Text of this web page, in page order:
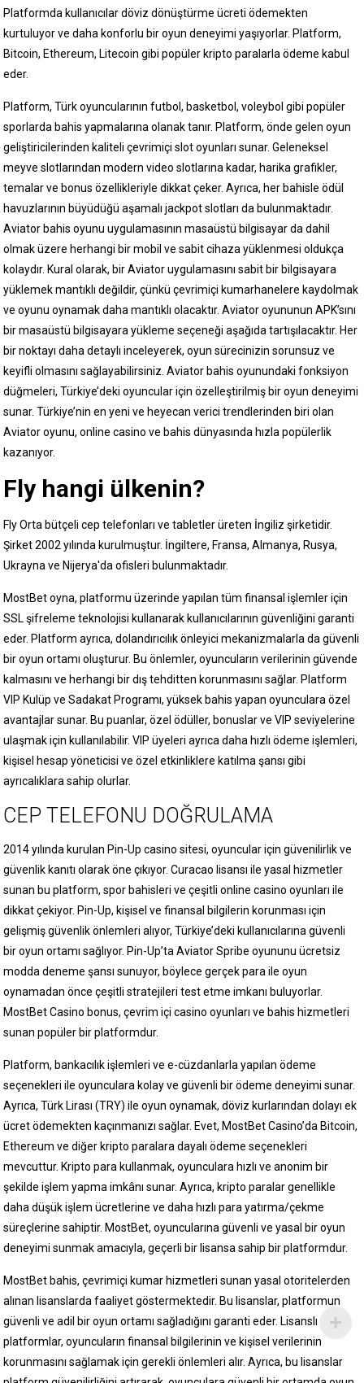
Platformda kullanıcılar döviz dönüştürme ücreti ödemekten
kurtuluyor ve daha konforlu bir oyun deneyimi yaşıyorlar. Platform,
Bitcoin, Ethereum, Litecoin gibi popüler kripto paralarla ödeme kabul
eder.
Platform, Türk oyuncularının futbol, basketbol, voleybol gibi popüler
sporlarda bahis yapmalarına olanak tanır. Platform, önde gelen oyun
geliştiricilerinden kaliteli çevrimiçi slot oyunları sunar. Geleneksel
meyve slotlarından modern video slotlarına kadar, harika grafikler,
temalar ve bonus özellikleriyle dikkat çeker. Ayrıca, her bahisle ödül
havuzlarının büyüdüğü aşamalı jackpot slotları da bulunmaktadır.
Aviator bahis oyunu uygulamasının masaüstü bilgisayar da dahil
olmak üzere herhangi bir mobil ve sabit cihaza yüklenmesi oldukça
kolaydır. Kural olarak, bir Aviator uygulamasını sabit bir bilgisayara
yüklemek mantıklı değildir, çünkü çevrimiçi kumarhanelere kaydolmak
ve oyunu oynamak daha mantıklı olacaktır. Aviator oyununun APK’sını
bir masaüstü bilgisayara yükleme seçeneği aşağıda tartışılacaktır. Her
bir noktayı daha detaylı inceleyerek, oyun sürecinizin sorunsuz ve
keyifli olmasını sağlayabilirsiniz. Aviator bahis oyunundaki fonksiyon
düğmeleri, Türkiye’deki oyuncular için özelleştirilmiş bir oyun deneyimi
sunar. Türkiye’nin en yeni ve heyecan verici trendlerinden biri olan
Aviator oyunu, online casino ve bahis dünyasında hızla popülerlik
kazanıyor.
Fly hangi ülkenin?
Fly Orta bütçeli cep telefonları ve tabletler üreten İngiliz şirketidir.
Şirket 2002 yılında kurulmuştur. İngiltere, Fransa, Almanya, Rusya,
Ukrayna ve Nijerya'da ofisleri bulunmaktadır.
MostBet oyna, platformu üzerinde yapılan tüm finansal işlemler için
SSL şifreleme teknolojisi kullanarak kullanıcılarının güvenliğini garanti
eder. Platform ayrıca, dolandırıcılık önleyici mekanizmalarla da güvenli
bir oyun ortamı oluşturur. Bu önlemler, oyuncuların verilerinin güvende
kalmasını ve herhangi bir dış tehditten korunmasını sağlar. Platform
VIP Kulüp ve Sadakat Programı, yüksek bahis yapan oyunculara özel
avantajlar sunar. Bu puanlar, özel ödüller, bonuslar ve VIP seviyelerine
ulaşmak için kullanılabilir. VIP üyeleri ayrıca daha hızlı ödeme işlemleri,
kişisel hesap yöneticisi ve özel etkinliklere katılma şansı gibi
ayrıcalıklara sahip olurlar.
CEP TELEFONU DOĞRULAMA
2014 yılında kurulan Pin-Up casino sitesi, oyuncular için güvenilirlik ve
güvenlik kanıtı olarak öne çıkıyor. Curacao lisansı ile yasal hizmetler
sunan bu platform, spor bahisleri ve çeşitli online casino oyunları ile
dikkat çekiyor. Pin-Up, kişisel ve finansal bilgilerin korunması için
gelişmiş güvenlik önlemleri alıyor, Türkiye’deki kullanıcılarına güvenli
bir oyun ortamı sağlıyor. Pin-Up’ta Aviator Spribe oyununu ücretsiz
modda deneme şansı sunuyor, böylece gerçek para ile oyun
oynamadan önce çeşitli stratejileri test etme imkanı buluyorlar.
MostBet Casino bonus, çevrim içi casino oyunları ve bahis hizmetleri
sunan popüler bir platformdur.
Platform, bankacılık işlemleri ve e-cüzdanlarla yapılan ödeme
seçenekleri ile oyunculara kolay ve güvenli bir ödeme deneyimi sunar.
Ayrıca, Türk Lirası (TRY) ile oyun oynamak, döviz kurlarından dolayı ek
ücret ödemekten kaçınmanızı sağlar. Evet, MostBet Casino’da Bitcoin,
Ethereum ve diğer kripto paralara dayalı ödeme seçenekleri
mevcuttur. Kripto para kullanmak, oyunculara hızlı ve anonim bir
şekilde işlem yapma imkânı sunar. Ayrıca, kripto paralar genellikle
daha düşük işlem ücretlerine ve daha hızlı para yatırma/çekme
süreçlerine sahiptir. MostBet, oyuncularına güvenli ve yasal bir oyun
deneyimi sunmak amacıyla, geçerli bir lisansa sahip bir platformdur.
MostBet bahis, çevrimiçi kumar hizmetleri sunan yasal otoritelerden
alınan lisanslarda faaliyet göstermektedir. Bu lisanslar, platformun
güvenli ve adil bir oyun ortamı sağladığını garanti eder. Lisanslı
platformlar, oyuncuların finansal bilgilerinin ve kişisel verilerinin
korunmasını sağlamak için gerekli önlemleri alır. Ayrıca, bu lisanslar